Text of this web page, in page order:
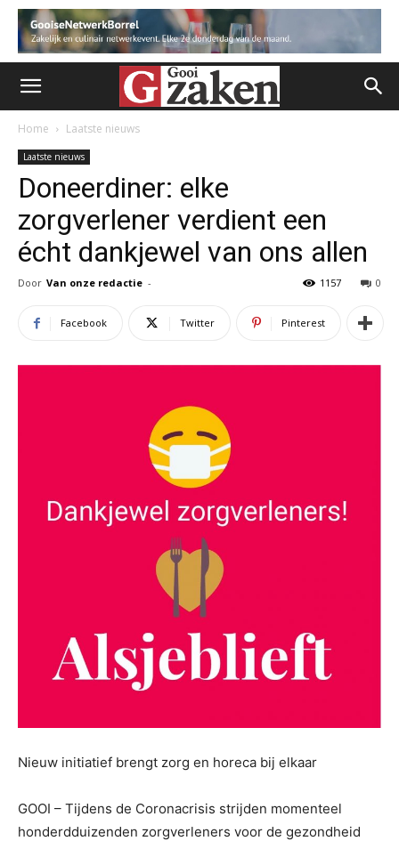
Home Laatste nieuws
Laatste nieuws
Doneerdiner: elke
zorgverlener verdient een
écht dankjewel van ons allen
Door Van onze redactie - 0
1157
Facebook Twitter Pinterest
Nieuw initiatief brengt zorg en horeca bij elkaar
GOOI – Tijdens de Coronacrisis strijden momenteel
honderdduizenden zorgverleners voor de gezondheid